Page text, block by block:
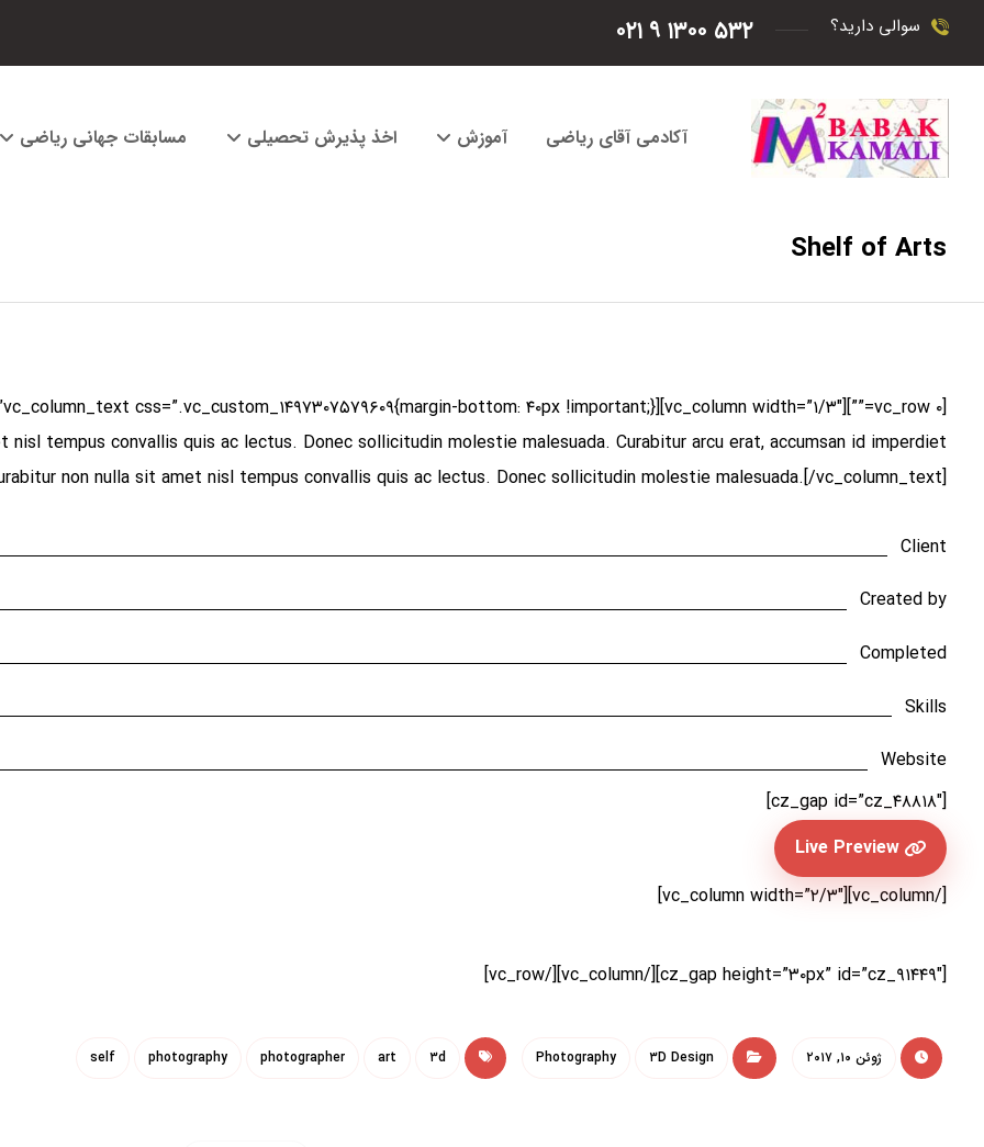
سوالی دارید؟ ۵۳۲ ۱۳۰۰ ۹ ۰۲۱
آکادمی آقای ریاضی آموزش اخذ پذیرش تحصیلی مسابقات جهانی ریاضی
Shelf of Arts
tempus convallis quis ac lectus. Donec sollicitudin molestie malesuada. Curabitur arcu erat, accumsan id imperdiet
non nulla sit amet nisl tempus convallis quis ac lectus. Donec sollicitudin molestie malesuada.[/vc_column_text]
Client
Created by
Completed
Skills
Website
[cz_gap id=”cz_۴۸۸۱۸″]
Live Preview
[/vc_column][vc_column width=”۲/۳″]
[cz_gap height=”۳۰px” id=”cz_۹۱۴۴۹″][/vc_column][/vc_row]
ژوئن ۱۰, ۲۰۱۷ ۳D Design Photography ۳d art
photographer
photography
self